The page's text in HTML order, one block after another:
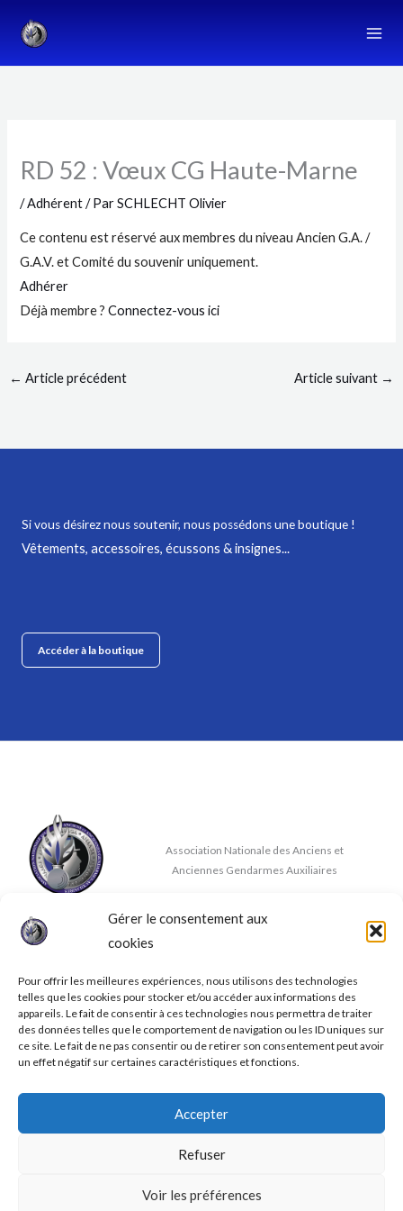
Gérer le consentement aux
cookies
Pour offrir les meilleures expériences, nous utilisons des technologies
telles que les cookies pour stocker et/ou accéder aux informations des
appareils. Le fait de consentir à ces technologies nous permettra de traiter
des données telles que le comportement de navigation ou les ID uniques sur
ce site. Le fait de ne pas consentir ou de retirer son consentement peut avoir
un effet négatif sur certaines caractéristiques et fonctions.
Accepter
Refuser
Voir les préférences
RD 52 : Vœux CG Haute-Marne
/Adhérent/ ParSCHLECHT Olivier
Ce contenu est réservé aux membres du niveau Ancien G.A. /
G.A.V. et Comité du souvenir uniquement.
Adhérer
Déjà membre ?Connectez-vous ici
← Article précédent Article suivant →
Si vous désirez nous soutenir, nous possédons une boutique !
Vêtements, accessoires, écussons & insignes...
Accéder à la boutique
Association Nationale des Anciens et
Anciennes Gendarmes Auxiliaires
Nous contacter
11 rue de la Doux, 86140 DOUSSAY
© 2026 A.N.A.A.G.A.
Mentions légales
Conditions générales de ventes
Politique de cookies (UE)